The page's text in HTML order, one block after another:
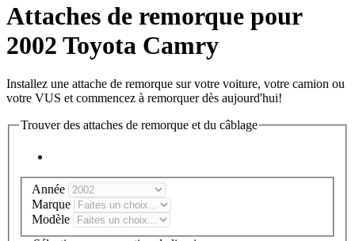
Attaches de remorque pour
2002 Toyota Camry
Installez une attache de remorque sur votre voiture, votre camion ou
votre VUS et commencez à remorquer dès aujourd'hui!
Trouver des attaches de remorque et du câblage
Année
Marque
Modèle